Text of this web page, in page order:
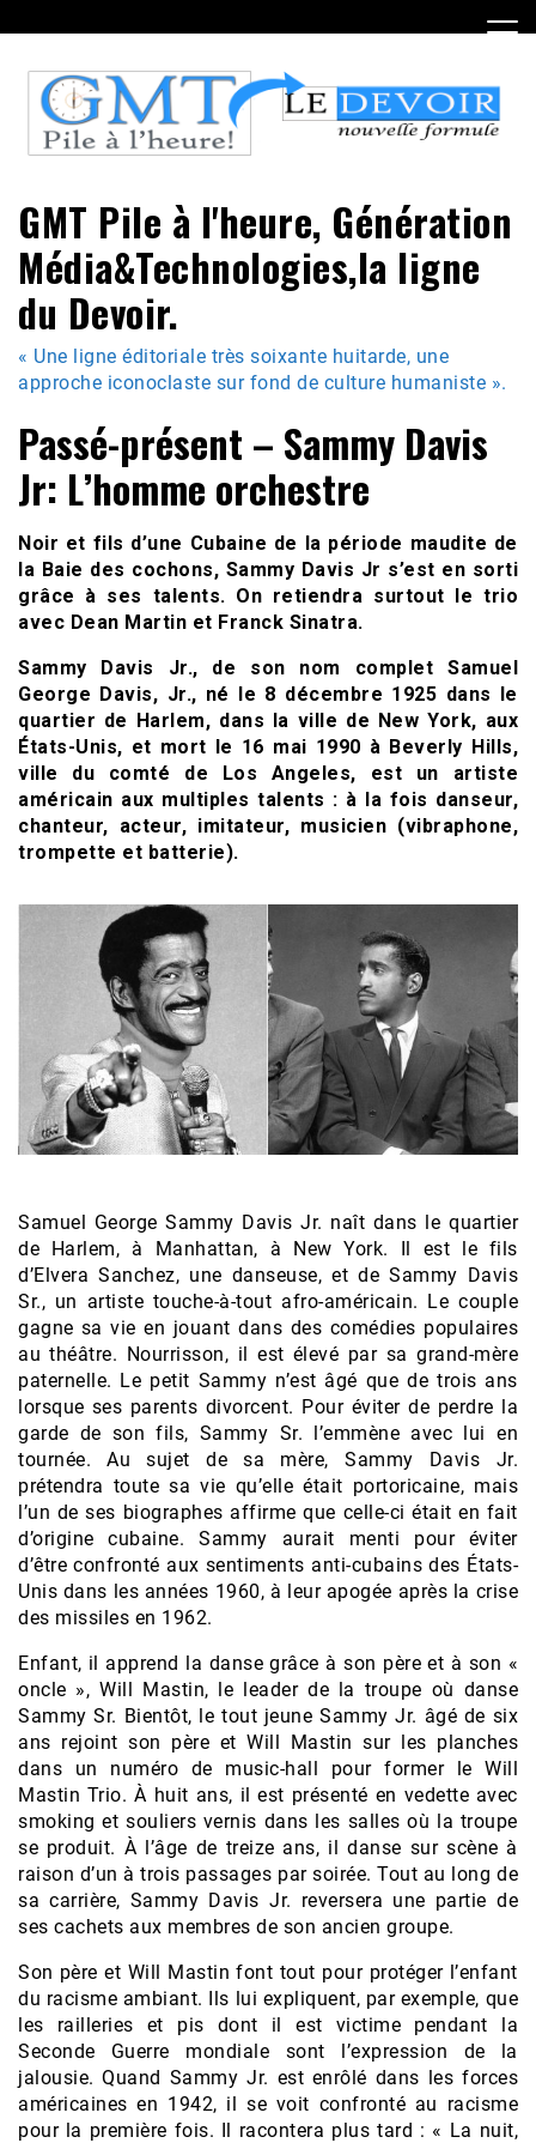
to
content
GMT Pile à l'heure, Génération
Média&Technologies,la ligne
du Devoir.
« Une ligne éditoriale très soixante huitarde, une
approche iconoclaste sur fond de culture humaniste ».
Passé-présent – Sammy Davis
Jr: L’homme orchestre
Noir et fils d’une Cubaine de la période maudite de
la Baie des cochons, Sammy Davis Jr s’est en sorti
grâce à ses talents. On retiendra surtout le trio
avec Dean Martin et Franck Sinatra.
Sammy Davis Jr., de son nom complet Samuel
George Davis, Jr., né le 8 décembre 1925 dans le
quartier de Harlem, dans la ville de New York, aux
États-Unis, et mort le 16 mai 1990 à Beverly Hills,
ville du comté de Los Angeles, est un artiste
américain aux multiples talents : à la fois danseur,
chanteur, acteur, imitateur, musicien (vibraphone,
trompette et batterie).
Samuel George Sammy Davis Jr. naît dans le quartier
de Harlem, à Manhattan, à New York. Il est le fils
d’Elvera Sanchez, une danseuse, et de Sammy Davis
Sr., un artiste touche-à-tout afro-américain. Le couple
gagne sa vie en jouant dans des comédies populaires
au théâtre. Nourrisson, il est élevé par sa grand-mère
paternelle. Le petit Sammy n’est âgé que de trois ans
lorsque ses parents divorcent. Pour éviter de perdre la
garde de son fils, Sammy Sr. l’emmène avec lui en
tournée. Au sujet de sa mère, Sammy Davis Jr.
prétendra toute sa vie qu’elle était portoricaine, mais
l’un de ses biographes affirme que celle-ci était en fait
d’origine cubaine. Sammy aurait menti pour éviter
d’être confronté aux sentiments anti-cubains des États-
Unis dans les années 1960, à leur apogée après la crise
des missiles en 1962.
Enfant, il apprend la danse grâce à son père et à son «
oncle », Will Mastin, le leader de la troupe où danse
Sammy Sr. Bientôt, le tout jeune Sammy Jr. âgé de six
ans rejoint son père et Will Mastin sur les planches
dans un numéro de music-hall pour former le Will
Mastin Trio. À huit ans, il est présenté en vedette avec
smoking et souliers vernis dans les salles où la troupe
se produit. À l’âge de treize ans, il danse sur scène à
raison d’un à trois passages par soirée. Tout au long de
sa carrière, Sammy Davis Jr. reversera une partie de
ses cachets aux membres de son ancien groupe.
Son père et Will Mastin font tout pour protéger l’enfant
du racisme ambiant. Ils lui expliquent, par exemple, que
les railleries et pis dont il est victime pendant la
Seconde Guerre mondiale sont l’expression de la
jalousie. Quand Sammy Jr. est enrôlé dans les forces
américaines en 1942, il se voit confronté au racisme
pour la première fois. Il racontera plus tard : « La nuit,